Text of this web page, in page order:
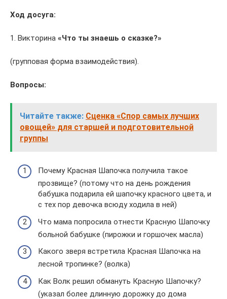
Ход досуга:
1. Викторина «Что ты знаешь о сказке?»
(групповая форма взаимодействия).
Вопросы:
Читайте также: Сценка «Спор самых лучших
овощей» для старшей и подготовительной
группы
Почему Красная Шапочка получила такое
прозвище? (потому что на день рождения
бабушка подарила ей шапочку красного цвета, и
с тех пор девочка всюду ходила в ней)
Что мама попросила отнести Красную Шапочку
больной бабушке (пирожки и горшочек масла)
Какого зверя встретила Красная Шапочка на
лесной тропинке? (волка)
Как Волк решил обмануть Красную Шапочку?
(указал более длинную дорожку до дома